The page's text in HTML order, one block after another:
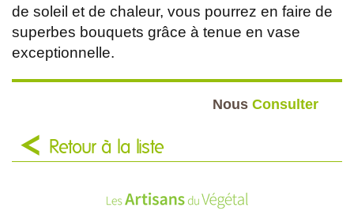
de soleil et de chaleur, vous pourrez en faire de
superbes bouquets grâce à tenue en vase
exceptionnelle.
Nous Consulter
Retour à la liste